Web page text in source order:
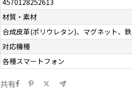
4570128252613
材質・素材
合成皮革(ポリウレタン)、マグネット、鉄
対応機種
各種スマートフォン
共有